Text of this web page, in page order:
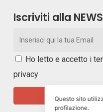
Iscriviti alla
Ho letto e accetto i
privacy
Questo sito
profilazione.